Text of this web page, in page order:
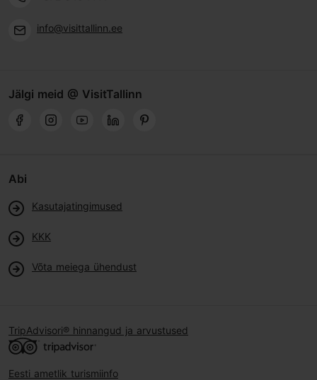
info@visittallinn.ee
Jälgi meid @ VisitTallinn
Abi
Kasutajatingimused
KKK
Võta meiega ühendust
TripAdvisori® hinnangud ja arvustused
Eesti ametlik turismiinfo